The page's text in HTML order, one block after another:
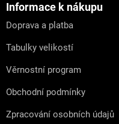
Informace k nákupu
Doprava a platba
Tabulky velikostí
Věrnostní program
Obchodní podmínky
Zpracování osobních údajů